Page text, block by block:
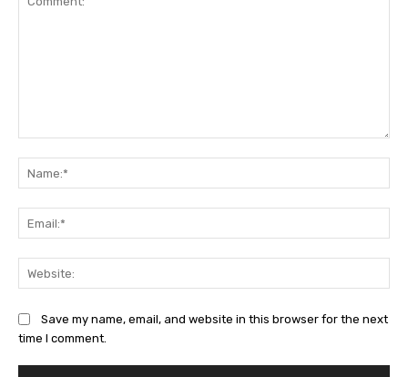
Save my name, email, and website in this browser for the next
time I comment.